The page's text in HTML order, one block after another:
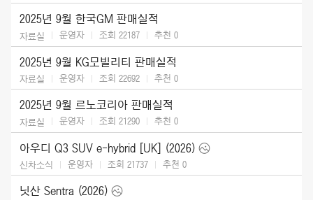
2025년 9월 한국GM 판매실적
자료실 운영자 조회 22187 추천 0
2025년 9월 KG모빌리티 판매실적
자료실 운영자 조회 22692 추천 0
2025년 9월 르노코리아 판매실적
자료실 운영자 조회 21290 추천 0
아우디 Q3 SUV e-hybrid [UK] (2026)
신차소식 운영자 조회 21737 추천 0
닛산 Sentra (2026)